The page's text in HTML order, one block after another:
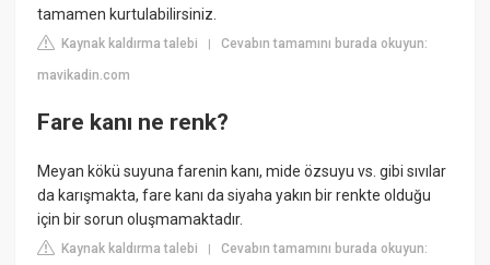
tamamen kurtulabilirsiniz.
Kaynak kaldırma talebi |Cevabın tamamını burada okuyun:
mavikadin.com
Fare kanı ne renk?
Meyan kökü suyuna farenin kanı, mide özsuyu vs. gibi sıvılar
da karışmakta, fare kanı da siyaha yakın bir renkte olduğu
için bir sorun oluşmamaktadır.
Kaynak kaldırma talebi |Cevabın tamamını burada okuyun: